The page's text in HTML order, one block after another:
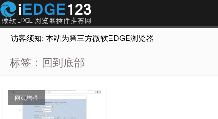
访客须知: 本站为第三方微软EDGE浏览器插件推荐网站，
标签：回到底部
网页增强